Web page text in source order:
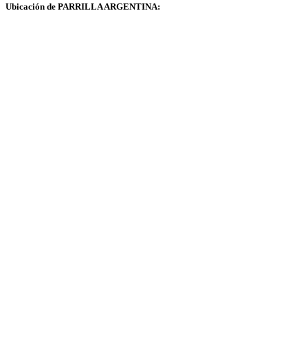
Ubicación de PARRILLA ARGENTINA: